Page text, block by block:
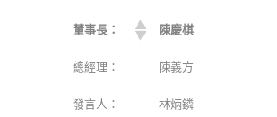
董事長： 陳慶棋
總經理： 陳義方
發言人： 林炳鏻